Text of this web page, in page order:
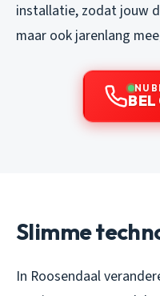
installatie, zodat jouw
maar ook jarenlang
NU
BEL
Slimme
In Roosendaal